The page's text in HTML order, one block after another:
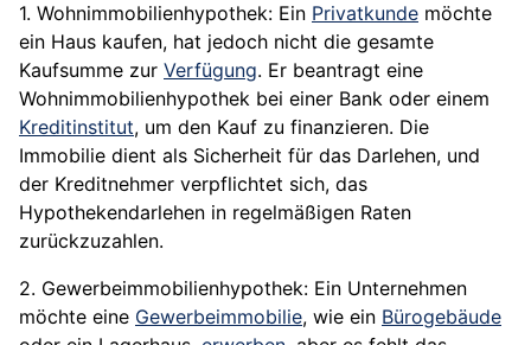
1. Wohnimmobilienhypothek: Ein Privatkunde möchte
ein Haus kaufen, hat jedoch nicht die gesamte
Kaufsumme zur Verfügung. Er beantragt eine
Wohnimmobilienhypothek bei einer Bank oder einem
Kreditinstitut, um den Kauf zu finanzieren. Die
Immobilie dient als Sicherheit für das Darlehen, und
der Kreditnehmer verpflichtet sich, das
Hypothekendarlehen in regelmäßigen Raten
zurückzuzahlen.
2. Gewerbeimmobilienhypothek: Ein Unternehmen
möchte eine Gewerbeimmobilie, wie ein Bürogebäude